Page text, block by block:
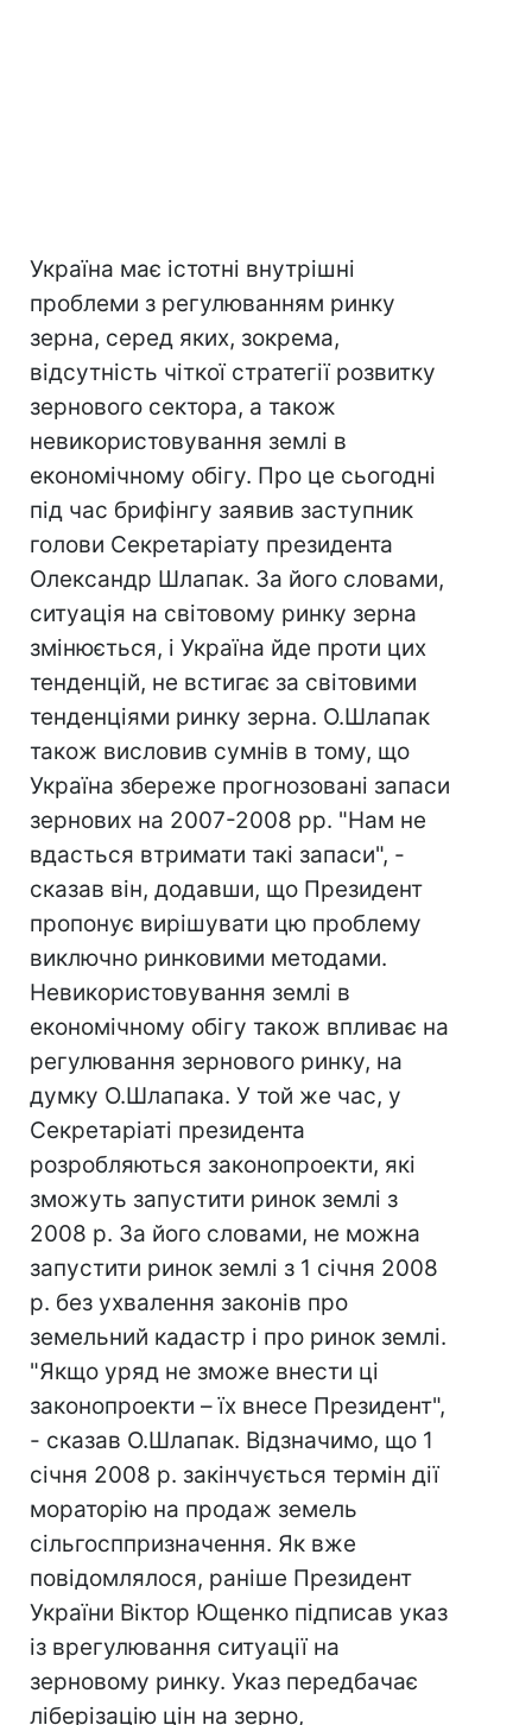
Україна має істотні внутрішні
проблеми з регулюванням ринку
зерна, серед яких, зокрема,
відсутність чіткої стратегії розвитку
зернового сектора, а також
невикористовування землі в
економічному обігу. Про це сьогодні
під час брифінгу заявив заступник
голови Секретаріату президента
Олександр Шлапак. За його словами,
ситуація на світовому ринку зерна
змінюється, і Україна йде проти цих
тенденцій, не встигає за світовими
тенденціями ринку зерна. О.Шлапак
також висловив сумнів в тому, що
Україна збереже прогнозовані запаси
зернових на 2007-2008 рр. "Нам не
вдасться втримати такі запаси", -
сказав він, додавши, що Президент
пропонує вирішувати цю проблему
виключно ринковими методами.
Невикористовування землі в
економічному обігу також впливає на
регулювання зернового ринку, на
думку О.Шлапака. У той же час, у
Секретаріаті президента
розробляються законопроекти, які
зможуть запустити ринок землі з
2008 р. За його словами, не можна
запустити ринок землі з 1 січня 2008
р. без ухвалення законів про
земельний кадастр і про ринок землі.
"Якщо уряд не зможе внести ці
законопроекти – їх внесе Президент",
- сказав О.Шлапак. Відзначимо, що 1
січня 2008 р. закінчується термін дії
мораторію на продаж земель
сільгосппризначення. Як вже
повідомлялося, раніше Президент
України Віктор Ющенко підписав указ
із врегулювання ситуації на
зерновому ринку. Указ передбачає
ліберізацію цін на зерно,